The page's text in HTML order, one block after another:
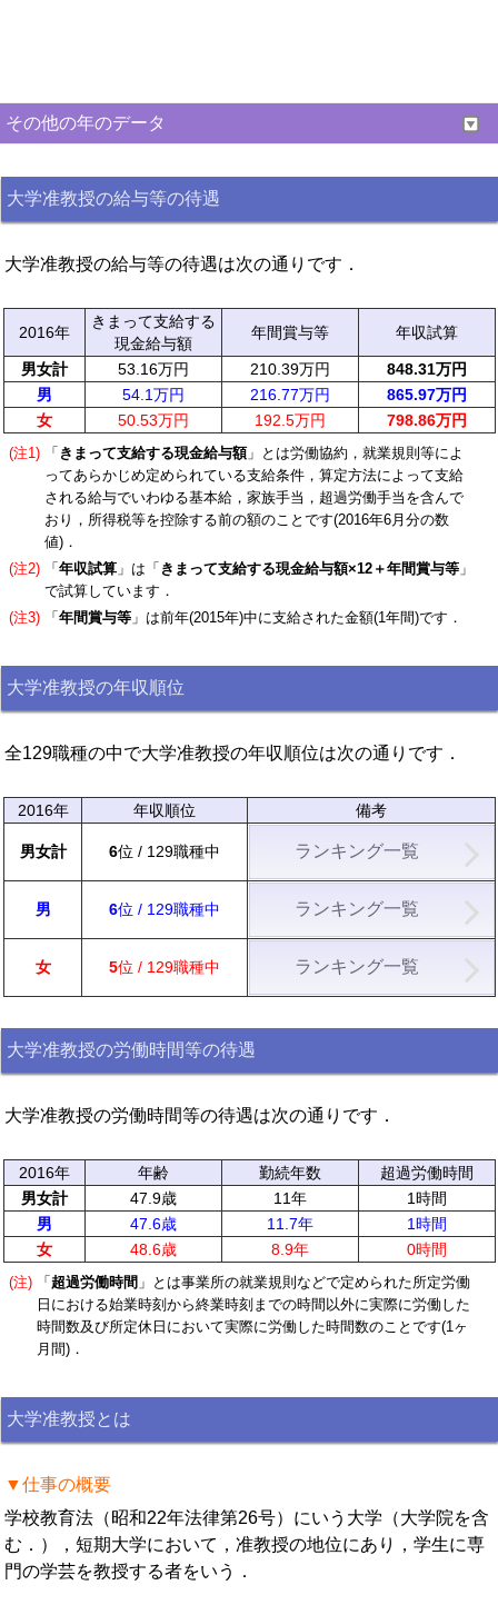
その他の年のデータ
大学准教授の給与等の待遇
大学准教授の給与等の待遇は次の通りです．
2016年
きまって支給する
現金給与額
年間賞与等 年収試算
男女計 53.16万円 210.39万円
848.31万円
男
54.1万円 216.77万円
865.97万円
女
50.53万円 192.5万円 798.86万円
(注1) 「 きまって支給する現金給与額」とは労働協約，就業規則等によ
ってあらかじめ定められている支給条件，算定方法によって支給
される給与でいわゆる基本給，家族手当，超過労働手当を含んで
おり，所得税等を控除する前の額のことです(2016年6月分の数
値)．
(注2)
「 年収試算 」は「 きまって支給する現金給与額×12＋年間賞与等 」
で試算しています．
(注3)
「 年間賞与等 」は前年(2015年)中に支給された金額(1年間)です．
大学准教授の年収順位
全129職種の中で大学准教授の年収順位は次の通りです．
2016年 年収順位 備考
男女計 6位 / 129職種中 ランキング一覧
男 6位 / 129職種中 ランキング一覧
女 5位 / 129職種中 ランキング一覧
大学准教授の労働時間等の待遇
大学准教授の労働時間等の待遇は次の通りです．
2016年 年齢 勤続年数
超過労働時間
男女計
47.9歳 11年
1時間
男
47.6歳 11.7年
1時間
女
48.6歳 8.9年 0時間
(注) 「 超過労働時間 」とは事業所の就業規則などで定められた所定労働
日における始業時刻から終業時刻までの時間以外に実際に労働した
時間数及び所定休日において実際に労働した時間数のことです(1ヶ
月間)．
大学准教授とは
▼仕事の概要
学校教育法（昭和22年法律第26号）にいう大学（大学院を含
む．），短期大学において，准教授の地位にあり，学生に専
門の学芸を教授する者をいう．